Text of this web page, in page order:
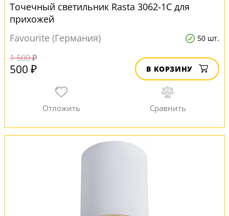
Точечный светильник Rasta 3062-1C для
прихожей
Favourite (Германия)
50 шт.
1 500 ₽
500 ₽ В КОРЗИНУ